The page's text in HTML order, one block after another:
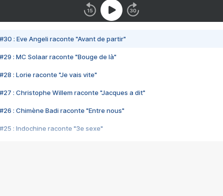
#30 : Eve Angeli raconte "Avant de partir"
#29 : MC Solaar raconte "Bouge de là"
#28 : Lorie raconte "Je vais vite"
#27 : Christophe Willem raconte "Jacques a dit"
#26 : Chimène Badi raconte "Entre nous"
#25 : Indochine raconte "3e sexe"